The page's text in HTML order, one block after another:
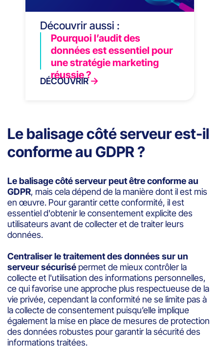
Découvrir aussi :
Pourquoi l’audit des
données est essentiel pour
une stratégie marketing
réussie ?
DÉCOUVRIR
Le balisage côté serveur est-il
conforme au GDPR ?
Le balisage côté serveur peut être conforme au
GDPR, mais cela dépend de la manière dont il est mis
en œuvre. Pour garantir cette conformité, il est
essentiel d'obtenir le consentement explicite des
utilisateurs avant de collecter et de traiter leurs
données.
Centraliser le traitement des données sur un
serveur sécurisé permet de mieux contrôler la
collecte et l'utilisation des informations personnelles,
ce qui favorise une approche plus respectueuse de la
vie privée, cependant la conformité ne se limite pas à
la collecte de consentement puisqu’elle implique
également la mise en place de mesures de protection
des données robustes pour garantir la sécurité des
informations traitées.